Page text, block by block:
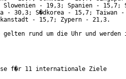
- 19,3; Spanien - 15,7;
- 30,3; S�dkorea - 15,7; Taiwan -
- 15,7; Zypern - 21,3.
rund um die Uhr und werden
f�r 11 internationale Ziele